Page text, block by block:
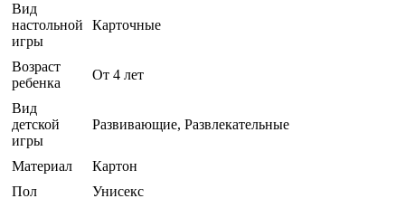
Вид
настольной
игры
Карточные
Возраст
ребенка
От 4 лет
Вид
детской
игры
Развивающие, Развлекательные
Материал
Картон
Пол
Унисекс